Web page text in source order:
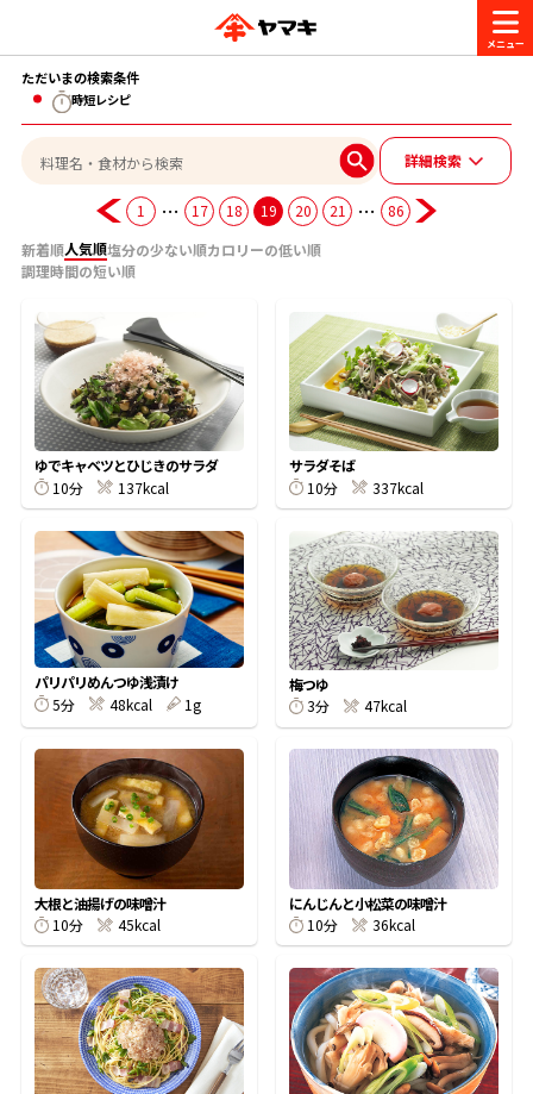
商品情報
ブランド一覧
ヤマキ『めんつゆ』 ヤマキ 割烹白だし
旨さ、別格。だし屋の鍋
レシピ
おいしいレシピを探す
おいしいレシピトップ
主食レシピ
主菜レシピ
汁物レシピ
時短レシピ
おいしいレシピを商品から探す
かつお節レシピ
めんつゆレシピ
割烹白だしレシピ
レシピ特設サイト
かつお節・だしを楽しむ
かつお節・だしを知る
だしの取り方
かつお節の削り方
かつお節・だしをもっと知る
ヤマキ かつお節プラス®
かつお節・だしを楽しむ
だしコミュ
CM・キャンペーン
キャンペーン一覧
企業・採用情報
企業情報
- 百年対話
- ヤマキ かつお節プラス®
採用情報
- ジョブリターン制
お問い合わせ
ヤマキお客様相談室
オンラインショップ
コミュニティサイト
Global
ただいまの検索条件
時短レシピ
詳細検索
1 … 17 18 19 20 21 …
86
新着順人気順塩分の少ない順カロリーの低い順
調理時間の短い順
ゆでキャベツとひじきのサラダ
10分
137kcal
サラダそば
10分
337kcal
パリパリめんつゆ浅漬け
5分
48kcal 1g
梅つゆ
3分
47kcal
大根と油揚げの味噌汁
10分
45kcal
にんじんと小松菜の味噌汁
10分
36kcal